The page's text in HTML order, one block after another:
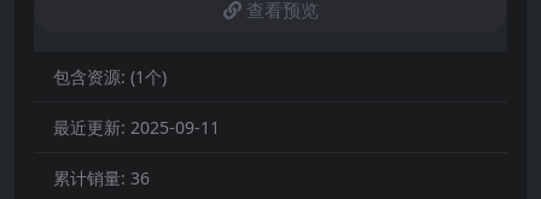
查看预览
包含资源: (1个)
最近更新: 2025-09-11
累计销量: 36